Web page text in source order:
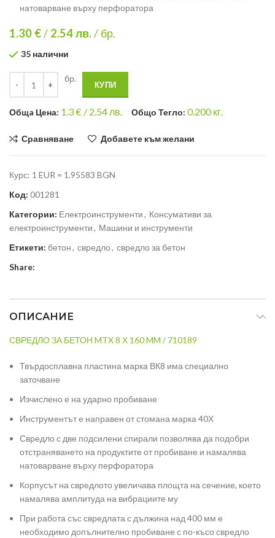
натоварване върху перфоратора
1.30 €/ 2.54лв./ бр.
35 налични
бр.
КУПИ
Общa Цена: 1.3€ / 2.54 лв. Общо Тегло: 0.200кг.
Сравняване Добавете към желани
Курс: 1 EUR = 1.95583 BGN
Код: 001281
Категории: Електроинструменти, Консумативи за
електроинструменти, Машини и инструменти
Етикети: бетон, свредло, свредло за бетон
Share:
ОПИСАНИЕ
СВРЕДЛО ЗА БЕТОН MTX 8 Х 160 MM / 710189
Твърдосплавна пластина марка ВК8 има специално
заточване
Изчислено е на ударно пробиване
Инструментът е направен от стомана марка 40Х
Свредло с две подсилени спирали позволява да подобри
отстраняването на продуктите от пробиване и намалява
натоварване върху перфоратора
Корпусът на свредлото увеличава площта на сечение, което
намалява амплитуда на вибрациите му
При работа със свредлата с дължина над 400 мм е
необходимо допълнително пробиване с по-късо свредло